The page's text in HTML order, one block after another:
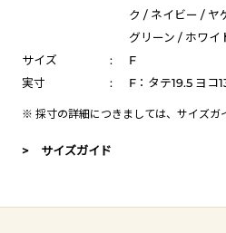
ク / ネイビー / ヤ
グリーン / ホワイ
サイズ
:
F
実寸
: F：タテ19.5 ヨコ
※ 採寸の詳細につきましては、 サイズガ
> サイズガイド